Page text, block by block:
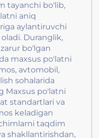
tayanchi bo'lib,
aniq
aylantiruvchi
Duranglik,
bo'lgan
maxsus po'latni
avtomobil,
sohalarida
Maxsus po'latni
standartlari va
keladigan
taqdim
shakllantirishdan,